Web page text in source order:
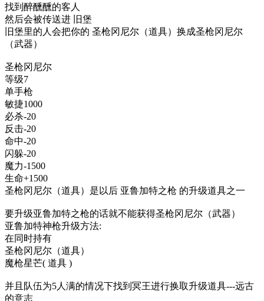
找到醉醺醺的客人
然后会被传送进 旧堡
旧堡里的人会把你的 圣枪冈尼尔（道具）换成圣枪冈尼尔
（武器）
圣枪冈尼尔
等级7
单手枪
敏捷1000
必杀-20
反击-20
命中-20
闪躲-20
魔力-1500
生命+1500
圣枪冈尼尔（道具）是以后 亚鲁加特之枪 的升级道具之一
要升级亚鲁加特之枪的话就不能获得圣枪冈尼尔（武器）
亚鲁加特神枪升级方法:
在同时持有
圣枪冈尼尔（道具）
魔枪星芒( 道具 )
并且队伍为5人满的情况下找到冥王进行换取升级道具---远古
的意志